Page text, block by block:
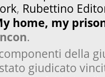
, Rubettino
home, my
.
della
giudicato